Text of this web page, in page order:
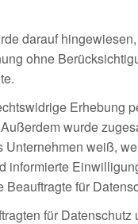
darauf
ohne
Erhebung
wurde
weiß,
für
für